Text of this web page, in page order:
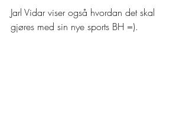
Jarl Vidar viser også hvordan det skal
gjøres med sin nye sports BH =).